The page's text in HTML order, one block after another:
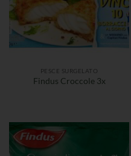
PESCE SURGELATO
Findus Croccole 3x